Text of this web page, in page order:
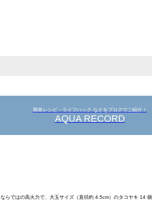
簡単レシピ・ライフハック などをブログでご紹介！
AQUA RECORD
ではの高火力で、大玉サイズ（直径約 4.5cm）のタコヤキ 14